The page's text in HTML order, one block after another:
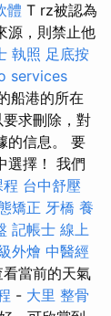
體 T rz被認為
源，則禁止他
執照 足底按
services
船港的所在
求刪除，對
的信息。 要
選擇！ 我們
台中舒壓
矯正 牙橋 養
記帳士 線上
外燴 中醫經
當前的天氣
- 大里 整骨